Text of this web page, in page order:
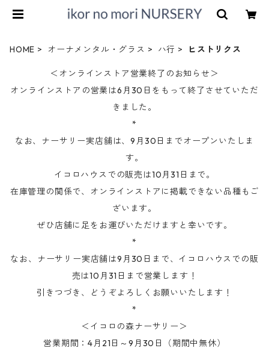
HOME オーナメンタル・グラス ハ行 ヒストリクス
＜オンラインストア営業終了のお知らせ＞
オンラインストアの営業は6月30日をもって終了させていただ
きました。
*
なお、ナーサリー実店舗は、9月30日までオープンいたしま
す。
イコロハウスでの販売は10月31日まで。
在庫管理の関係で、オンラインストアに掲載できない品種もご
ざいます。
ぜひ店舗に足をお運びいただけますと幸いです。
*
なお、ナーサリー実店舗は9月30日まで、イコロハウスでの販
売は10月31日まで営業します！
引きつづき、どうぞよろしくお願いいたします！
*
＜イコロの森ナーサリー＞
営業期間：4月21日～9月30日（期間中無休）